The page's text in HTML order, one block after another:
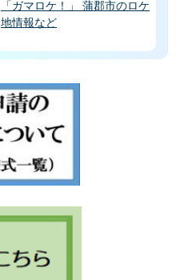
「ガマロケ！」 蒲郡市のロケ
地情報など